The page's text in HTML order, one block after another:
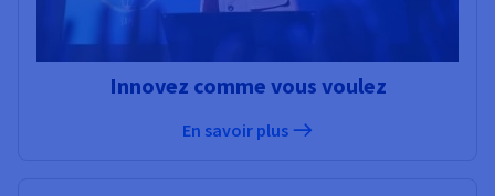
Innovez comme vous voulez
En savoir plus